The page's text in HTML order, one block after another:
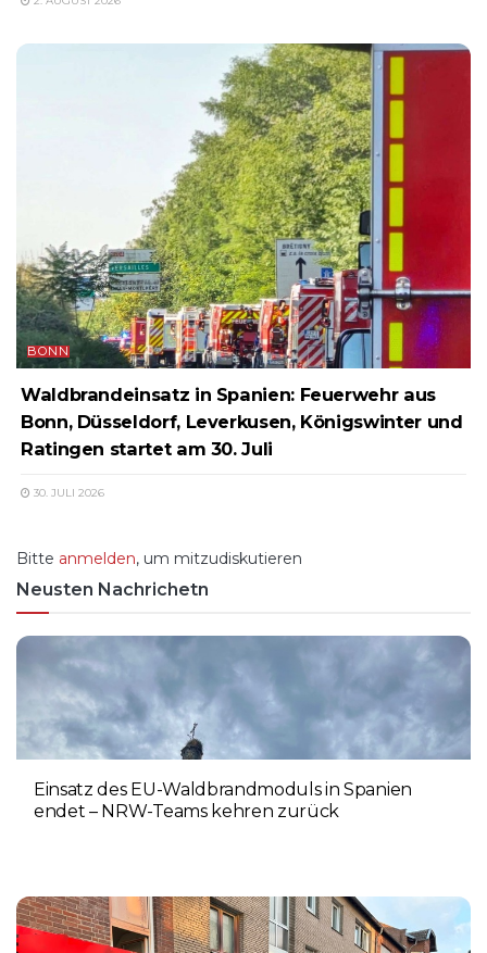
BONN
Waldbrandeinsatz in Spanien: Feuerwehr aus
Bonn, Düsseldorf, Leverkusen, Königswinter und
Ratingen startet am 30. Juli
30. JULI 2026
Bitte anmelden, um mitzudiskutieren
Neusten Nachrichetn
Einsatz des EU-Waldbrandmoduls in Spanien
endet – NRW-Teams kehren zurück